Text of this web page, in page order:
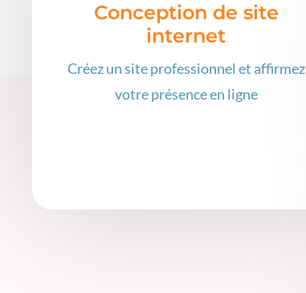
Conception de site
internet
Créez un site professionnel et affirmez
votre présence en ligne